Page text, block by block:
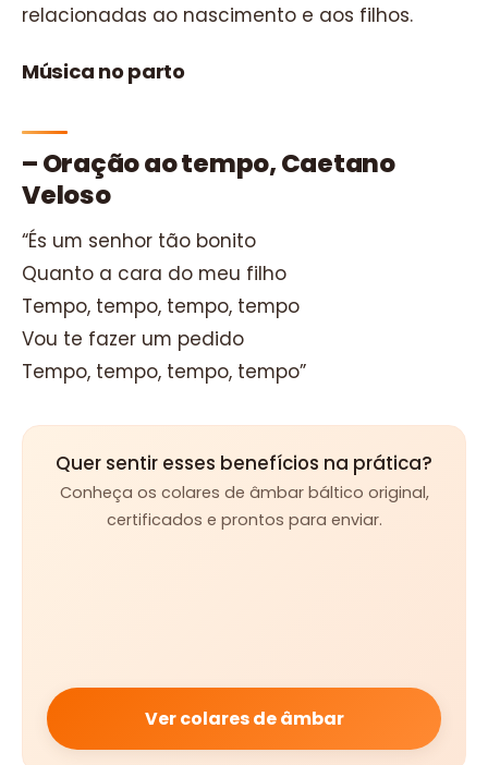
relacionadas ao nascimento e aos filhos.
Música no parto
– Oração ao tempo, Caetano
Veloso
“És um senhor tão bonito
Quanto a cara do meu filho
Tempo, tempo, tempo, tempo
Vou te fazer um pedido
Tempo, tempo, tempo, tempo”
Quer sentir esses benefícios na prática?
Conheça os colares de âmbar báltico original,
certificados e prontos para enviar.
Ver colares de âmbar